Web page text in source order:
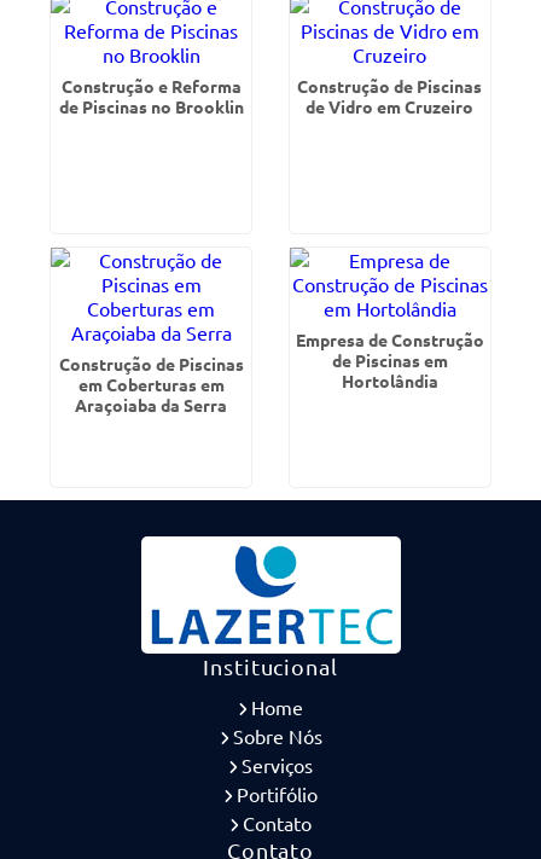
Construção e Reforma
de Piscinas no Brooklin
Construção de Piscinas
de Vidro em Cruzeiro
Construção de Piscinas
em Coberturas em
Araçoiaba da Serra
Empresa de Construção
de Piscinas em
Hortolândia
Institucional
Home
Sobre Nós
Serviços
Portifólio
Contato
Contato